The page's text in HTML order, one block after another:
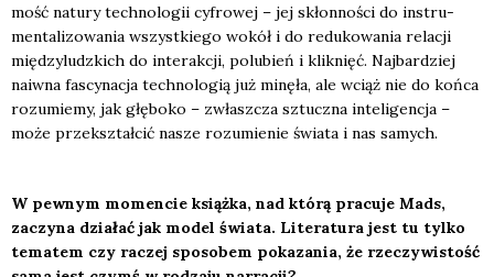
mość natu­ry tech­no­lo­gii cyfro­wej – jej skłon­no­ści do instru­
men­ta­li­zo­wa­nia wszyst­kie­go wokół i do redu­ko­wa­nia rela­cji
mię­dzy­ludz­kich do inte­rak­cji, polu­bień i klik­nięć. Naj­bar­dziej
naiw­na fascy­na­cja tech­no­lo­gią już minę­ła, ale wciąż nie do koń­ca
rozu­mie­my, jak głę­bo­ko – zwłasz­cza sztucz­na inte­li­gen­cja –
może prze­kształ­cić nasze rozu­mie­nie świa­ta i nas samych.
W pew­nym momen­cie książ­ka, nad którą pra­cu­je Mads,
zaczy­na dzia­łać jak model świa­ta. Lite­ra­tu­ra jest tu tyl­ko
tema­tem czy raczej spo­so­bem poka­za­nia, że rze­czy­wi­stość